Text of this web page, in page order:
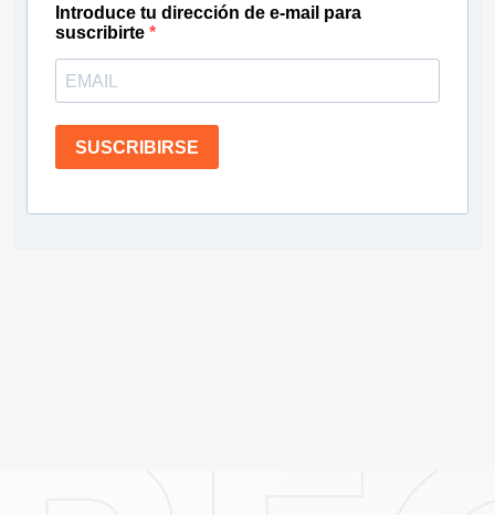
Introduce tu dirección de e-mail para
suscribirte
SUSCRIBIRSE